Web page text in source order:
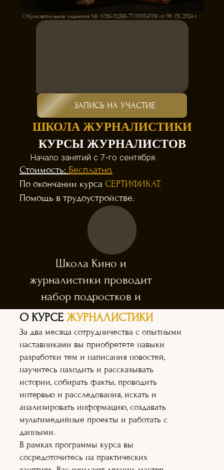
Образовательная лицензия № Л035-01298-77/01084709 от 06. 03. 2024 г.
ЗАПИСЬ НА УЧАСТИЕ
ШКОЛА ЖУРНАЛИСТИКИ
КУРСЫ ЖУРНАЛИСТОВ
Начало занятий с 7-го сентября.
Стоимость: Бесплатно.
По окончании курса СЕРТИФИКАТ.
Помощь в трудоустройстве.
Школа Кино и
журналистики проводит
набор подростков и
взрослых.
Приём заявок открыт
с 01 августа 2024г.
Каждый участникнапишет свою
собственную статью, которая
будет опубликована в одном или
нескольких интернет изданиях.
О КУРСЕ ЖУРНАЛИСТИКИ
За два месяца сотрудничества с опытными
наставниками вы приобретёте навыки
разработки тем и написания новостей,
научитесь находить и рассказывать
истории, собирать факты, проводить
интервью и расследования, искать и
анализировать информацию, создавать
мультимедийные проекты и работать с
данными.
В рамках программы курса вы
сосредоточитесь на практических